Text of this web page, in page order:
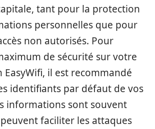
tant pour la protection
personnelles que pour
non autorisés. Pour
de sécurité sur votre
il est recommandé
identifiants par défaut de vos
informations sont souvent